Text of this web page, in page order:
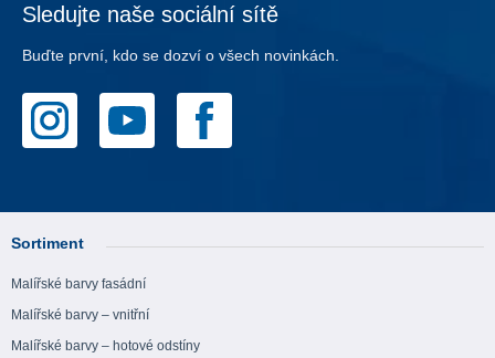
Sledujte naše sociální sítě
Buďte první, kdo se dozví o všech novinkách.
Sortiment
Malířské barvy fasádní
Malířské barvy – vnitřní
Malířské barvy – hotové odstíny